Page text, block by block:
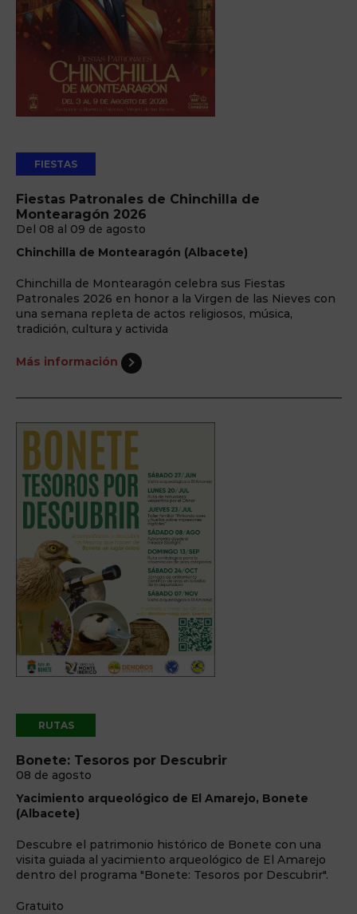
FIESTAS
Fiestas Patronales de Chinchilla de
Montearagón 2026
Del 08 al 09 de agosto
Chinchilla de Montearagón (Albacete)
Chinchilla de Montearagón celebra sus Fiestas
Patronales 2026 en honor a la Virgen de las Nieves con
una semana repleta de actos religiosos, música,
tradición, cultura y activida
Más información
RUTAS
Bonete: Tesoros por Descubrir
08 de agosto
Yacimiento arqueológico de El Amarejo, Bonete
(Albacete)
Descubre el patrimonio histórico de Bonete con una
visita guiada al yacimiento arqueológico de El Amarejo
dentro del programa "Bonete: Tesoros por Descubrir".
Gratuito